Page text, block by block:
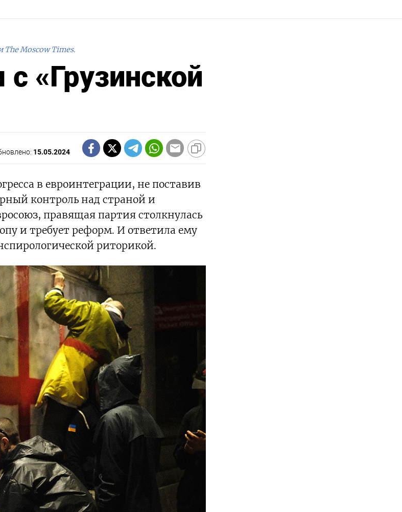
Moscow Times.
с «Грузинской
15.05.2024
в евроинтеграции, не поставив
контроль над страной и
правящая партия столкнулась
и требует реформ. И ответила ему
риторикой.